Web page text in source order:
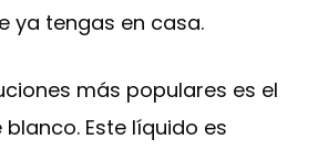
ya tengas en casa.
más populares es el
Este líquido es